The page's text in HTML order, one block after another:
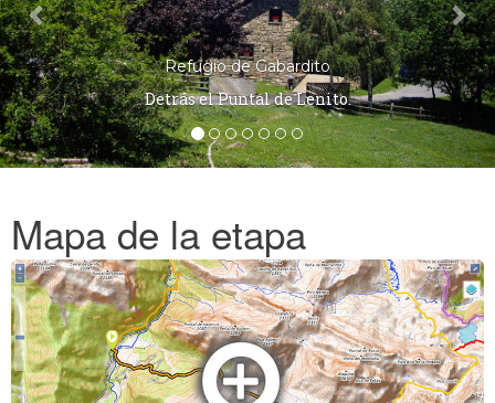
Refugio de Gabardito
Detrás el Puntal de Lenito.
Mapa de la etapa